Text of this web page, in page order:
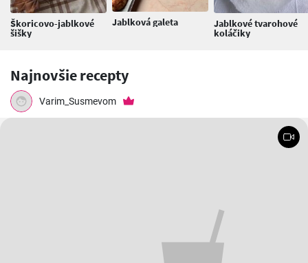
Škoricovo-jablkové
šišky
Jablková galeta Jablkové tvarohové
koláčiky
Najnovšie recepty
Varim_Susmevom